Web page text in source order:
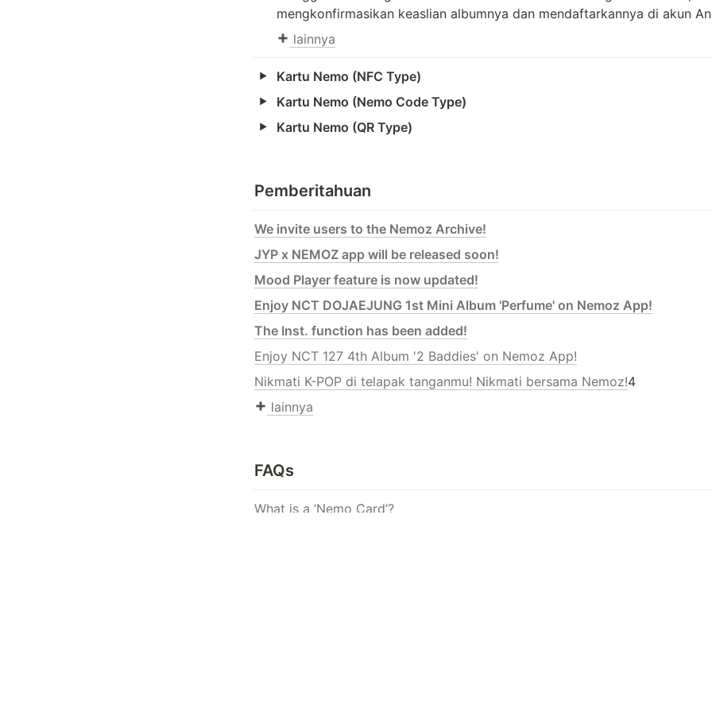
mengkonfirmasikan keaslian albumnya dan mendaftarkannya di akun
lainnya
Kartu Nemo (NFC Type)
Kartu Nemo (Nemo Code Type)
Kartu Nemo (QR Type)
Pemberitahuan
We invite users to the Nemoz Archive!
JYP x NEMOZ app will be released soon!
Mood Player feature is now updated!
Enjoy NCT DOJAEJUNG 1st Mini Album 'Perfume' on Nemoz App!
The Inst. function has been added!
Enjoy NCT 127 4th Album '2 Baddies' on Nemoz App!
Nikmati K-POP di telapak tanganmu! Nikmati bersama Nemoz!4
lainnya
FAQs
What is a ‘Nemo Card’?